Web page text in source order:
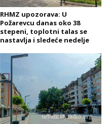
RHMZ upozorava: U
Požarevcu danas oko 38
stepeni, toplotni talas se
nastavlja i sledeće nedelje